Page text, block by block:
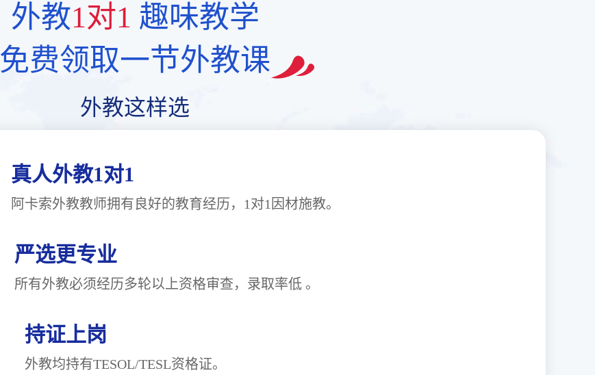
外教1对1 趣味教学
免费领取一节外教课
外教这样选
真人外教1对1
阿卡索外教教师拥有良好的教育经历，1对1因材施教。
严选更专业
所有外教必须经历多轮以上资格审查，录取率低 。
持证上岗
外教均持有TESOL/TESL资格证。